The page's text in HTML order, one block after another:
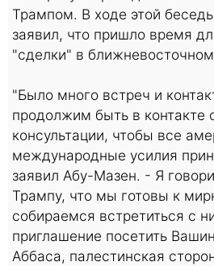
Трампом. В ходе этой
заявил, что пришло время
"сделки" в
"Было много встреч и
продолжим быть в
консультации, чтобы все
международные усилия
заявил Абу-Мазен. - Я
Трампу, что мы готовы к
собираемся встретиться с
приглашение посетить
Аббаса, палестинская